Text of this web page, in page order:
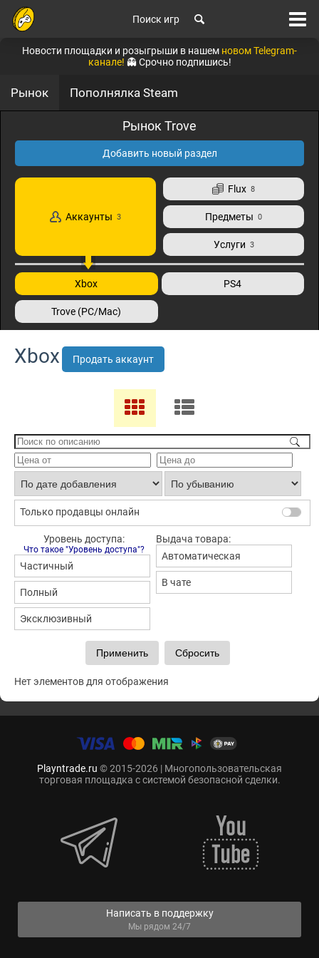
Поиск игр
Новости площадки и розыгрыши в нашем новом Telegram-
канале! 👻 Срочно подпишись!
Рынок Пополнялка Steam
Рынок Trove
Добавить новый раздел
Аккаунты 3
Flux 8
Предметы 0
Услуги 3
Xbox PS4
Trove (PC/Mac)
Xbox Продать аккаунт
Только продавцы онлайн
Уровень доступа:
Что такое "Уровень доступа"?
Частичный
Полный
Эксклюзивный
Выдача товара:
Автоматическая
В чате
Нет элементов для отображения
Playntrade.ru © 2015-2026 | Многопользовательская
торговая площадка с системой безопасной сделки.
Написать в поддержку
Мы рядом 24/7